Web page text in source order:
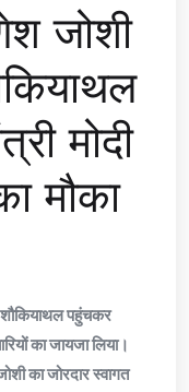
जोशी
मोदी
मौका
पहुंचकर
का जायजा लिया।
का जोरदार स्वागत